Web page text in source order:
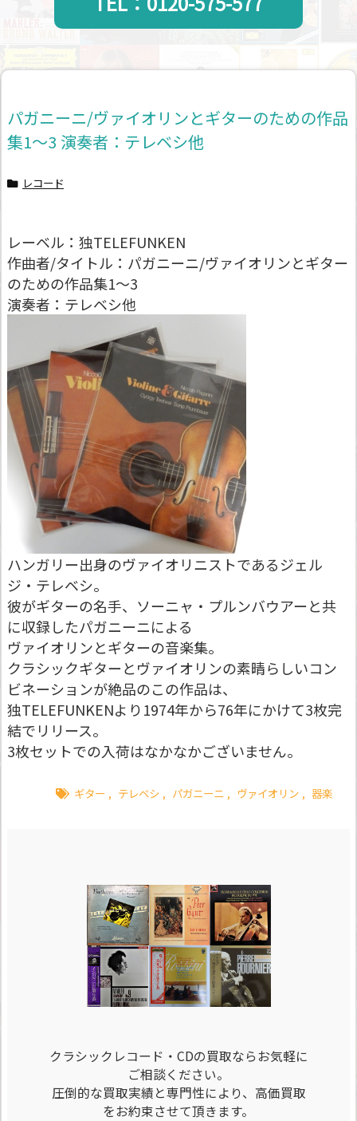
パガニーニ/ヴァイオリンとギターのための作品
集1～3 演奏者：テレベシ他
レコード
レーベル：独TELEFUNKEN
作曲者/タイトル：パガニーニ/ヴァイオリンとギター
のための作品集1～3
演奏者：テレベシ他
ハンガリー出身のヴァイオリニストであるジェル
ジ・テレベシ。
彼がギターの名手、ソーニャ・プルンバウアーと共
に収録したパガニーニによる
ヴァイオリンとギターの音楽集。
クラシックギターとヴァイオリンの素晴らしいコン
ビネーションが絶品のこの作品は、
独TELEFUNKENより1974年から76年にかけて3枚完
結でリリース。
3枚セットでの入荷はなかなかございません。
ギター , テレベシ , パガニーニ , ヴァイオリン , 器楽
クラシックレコード・CDの買取ならお気軽に
ご相談ください。
圧倒的な買取実績と専門性により、高価買取
をお約束させて頂きます。